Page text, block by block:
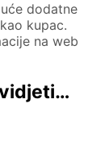
dodatne
kupac.
na web